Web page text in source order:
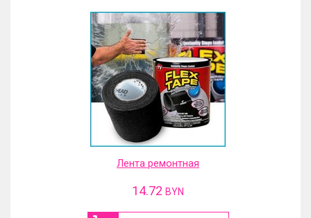
Лента ремонтная
14.72 BYN